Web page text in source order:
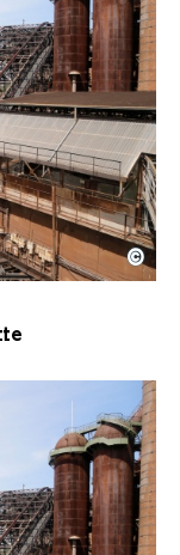
Hütte mit
Hütte | Karl
©